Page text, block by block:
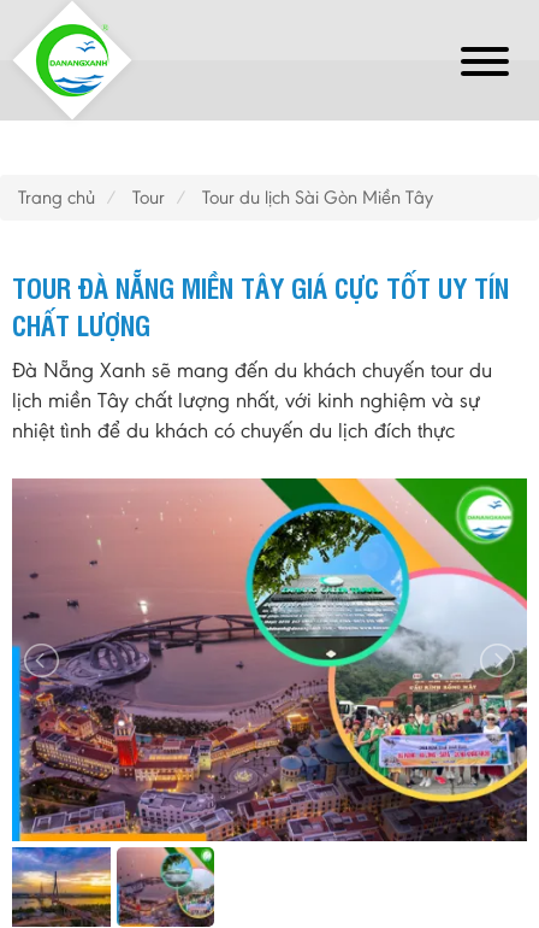
Trang chủ Tour Tour du lịch Sài Gòn Miền Tây
TOUR ĐÀ NẴNG MIỀN TÂY GIÁ CỰC TỐT UY TÍN
CHẤT LƯỢNG
Đà Nẵng Xanh sẽ mang đến du khách chuyến tour du
lịch miền Tây chất lượng nhất, với kinh nghiệm và sự
nhiệt tình để du khách có chuyến du lịch đích thực